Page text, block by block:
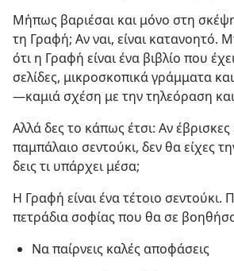
Μήπως βαριέσαι και μόνο στη
τη Γραφή; Αν ναι, είναι κατανοητό.
ότι η Γραφή είναι ένα βιβλίο που
σελίδες, μικροσκοπικά γράμματα
—καμιά σχέση με την τηλεόραση και
Αλλά δες το κάπως έτσι: Αν έβρισκες
παμπάλαιο σεντούκι, δεν θα είχες
δεις τι υπάρχει μέσα;
Η Γραφή είναι ένα τέτοιο σεντούκι.
πετράδια σοφίας που θα σε
Να παίρνεις καλές αποφάσεις